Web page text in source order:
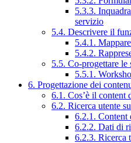
5.3.3.
servizio
5.4. Descrivere il
5.4.1.
5.4.2.
5.5. Co-progettare le
5.5.1.
6. Progettazione dei
6.1. Cos’è il content
6.2. Ricerca utente
6.2.1. Content
6.2.2. Dati di
6.2.3. Ricerca